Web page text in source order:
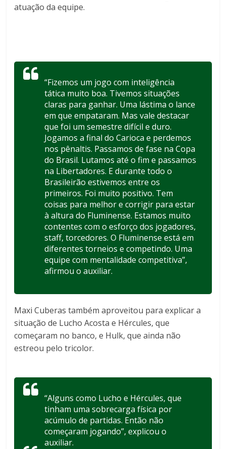
atuação da equipe.
“Fizemos um jogo com inteligência
tática muito boa. Tivemos situações
claras para ganhar. Uma lástima o lance
em que empataram. Mas vale destacar
que foi um semestre difícil e duro.
Jogamos a final do Carioca e perdemos
nos pênaltis. Passamos de fase na Copa
do Brasil. Lutamos até o fim e passamos
na Libertadores. E durante todo o
Brasileirão estivemos entre os
primeiros. Foi muito positivo. Tem
coisas para melhor e corrigir para estar
à altura do Fluminense. Estamos muito
contentes com o esforço dos jogadores,
staff, torcedores. O Fluminense está em
diferentes torneios e competindo. Uma
equipe com mentalidade competitiva”,
afirmou o auxiliar.
Maxi Cuberas também aproveitou para explicar a
situação de Lucho Acosta e Hércules, que
começaram no banco, e Hulk, que ainda não
estreou pelo tricolor.
“Alguns como Lucho e Hércules, que
tinham uma sobrecarga física por
acúmulo de partidas. Então não
começaram jogando”, explicou o
auxiliar.